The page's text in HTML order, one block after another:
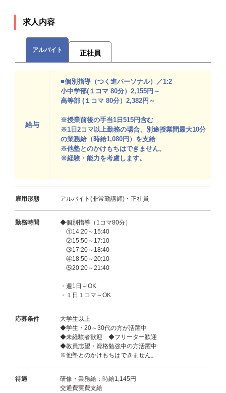
求人内容
アルバイト 正社員
給与
■個別指導（つく進パーソナル）／1:2
小中学部(１コマ 80分）2,155円～
高等部 (１コマ 80分）2,382円～
※授業前後の手当1日515円含む
※1日2コマ以上勤務の場合、別途授業間最大10分
の業務給（時給1,080円）を支給
※他塾とのかけもちはできません。
※経験・能力を考慮します。
雇用形態 アルバイト(非常勤講師)・正社員
勤務時間
◆個別指導（1コマ80分）
①14:20～15:40
②15:50～17:10
③17:20～18:40
④18:50～20:10
⑤20:20～21:40
・週1日～OK
・１日１コマ～OK
応募条件
大学生以上
◆学生・20～30代の方が活躍中
◆未経験者歓迎 ◆フリーター歓迎
◆教員志望・資格勉強中の方活躍中
※他塾とのかけもちはできません。
待遇
研修・業務給：時給1,145円
交通費実費支給